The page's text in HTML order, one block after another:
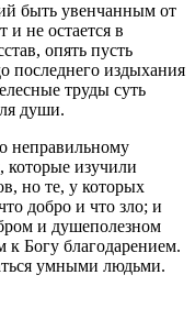
быть увенчанным от
и не остается в
опять пусть
последнего издыхания
труды суть
души.
неправильному
которые изучили
но те, у которых
добро и что зло; и
и душеполезном
к Богу благодарением.
умными людьми.